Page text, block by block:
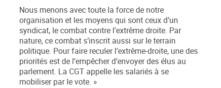
Nous menons avec toute la force de notre
organisation et les moyens qui sont ceux d’un
syndicat, le combat contre l’extrême droite. Par
nature, ce combat s’inscrit aussi sur le terrain
politique. Pour faire reculer l’extrême-droite, une des
priorités est de l’empêcher d’envoyer des élus au
parlement. La CGT appelle les salariés à se
mobiliser par le vote. »